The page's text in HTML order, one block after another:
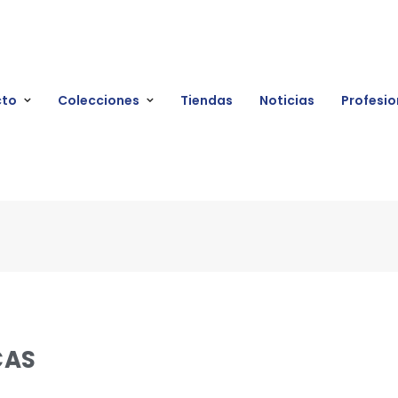
Colecciones Tiendas Noticias